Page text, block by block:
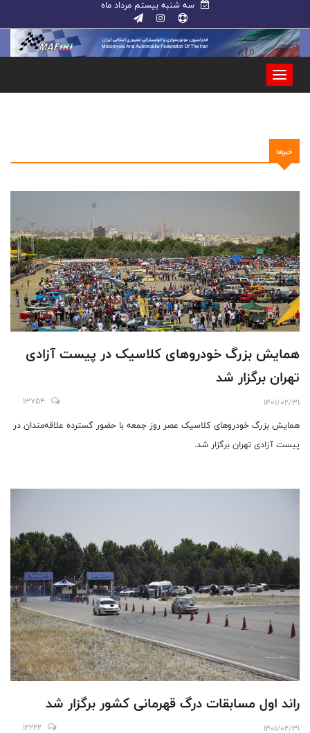
سه شنبه بیستم مرداد ماه
خبرها
همایش بزرگ خودروهای کلاسیک در پیست آزادی
تهران برگزار شد
1401/02/31
13754
همایش بزرگ خودروهای کلاسیک عصر روز جمعه با حضور گسترده علاقه‌مندان در
پیست آزادی تهران برگزار شد.
راند اول مسابقات درگ قهرمانی کشور برگزار شد
1401/02/31
12222